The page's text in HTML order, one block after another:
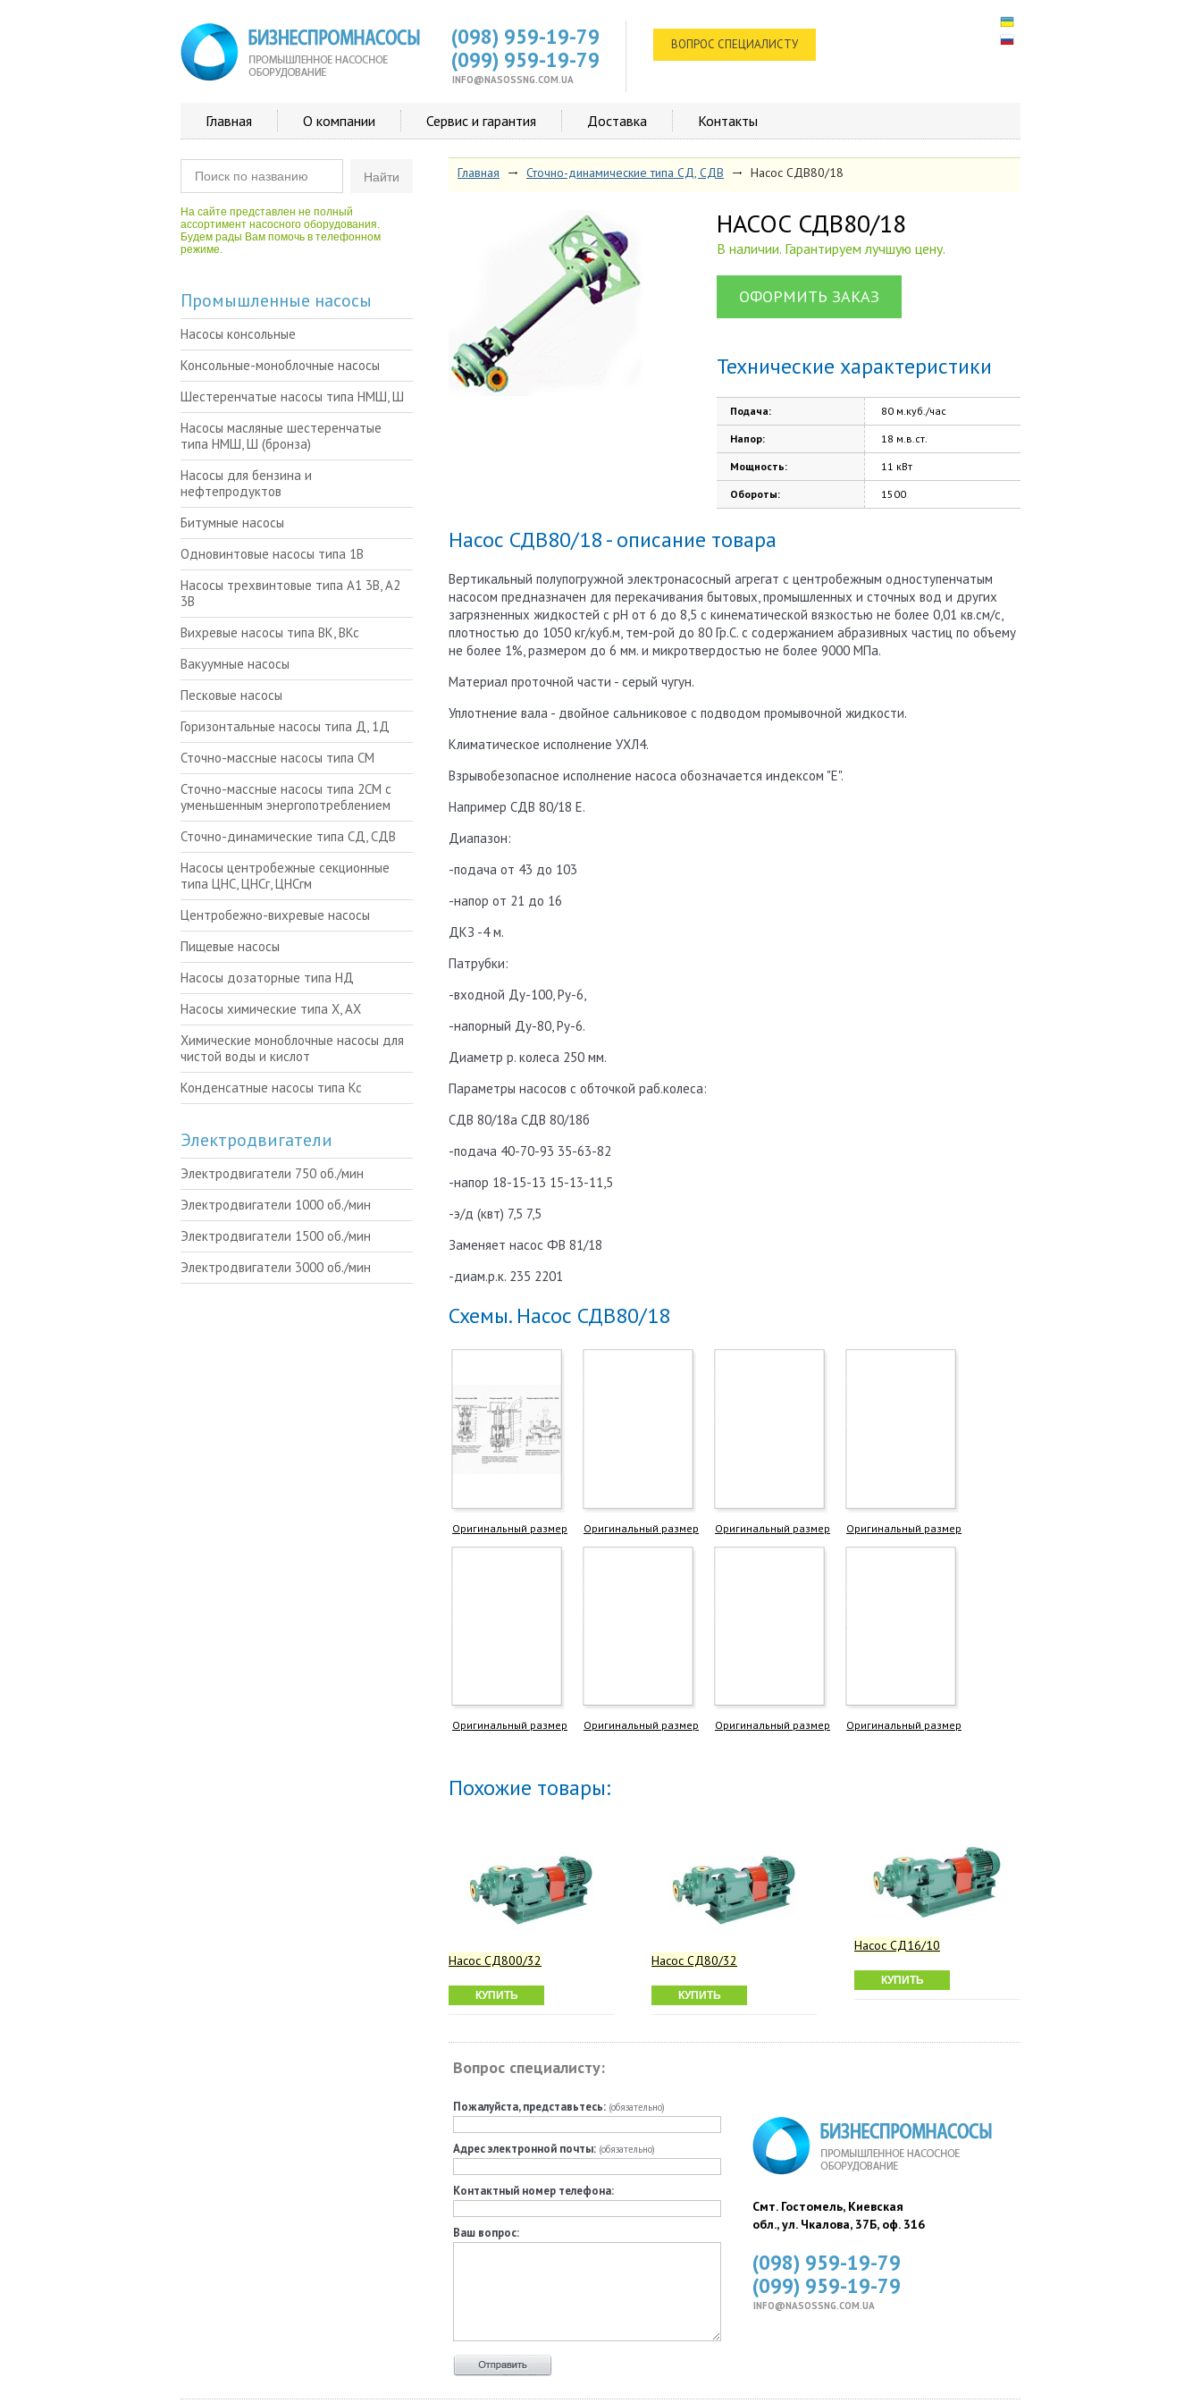
(098) 959-19-79
(099) 959-19-79
INFO@NASOSSNG.COM.UA
ВОПРОС СПЕЦИАЛИСТУ
Главная О компании Сервис и гарантия Доставка Контакты
Главная Сточно-динамические типа СД, СДВ Насос СДВ80/18
НАСОС СДВ80/18
В наличии. Гарантируем лучшую цену.
ОФОРМИТЬ ЗАКАЗ
Технические характеристики
Подача: 80 м.куб./час
Напор: 18 м.в.ст.
Мощность: 11 кВт
Обороты: 1500
Насос СДВ80/18 - описание товара
Вертикальный полупогружной электронасосный агрегат с центробежным одноступенчатым
насосом предназначен для перекачивания бытовых, промышленных и сточных вод и других
загрязненных жидкостей с рН от 6 до 8,5 с кинематической вязкостью не более 0,01 кв.см/с,
плотностью до 1050 кг/куб.м, тем-рой до 80 Гр.С. с содержанием абразивных частиц по объему
не более 1%, размером до 6 мм. и микротвердостью не более 9000 МПа.
Материал проточной части - серый чугун.
Уплотнение вала - двойное сальниковое с подводом промывочной жидкости.
Климатическое исполнение УХЛ4.
Взрывобезопасное исполнение насоса обозначается индексом "Е".
Например СДВ 80/18 Е.
Диапазон:
-подача от 43 до 103
-напор от 21 до 16
ДКЗ -4 м.
Патрубки:
-входной Ду-100, Ру-6,
-напорный Ду-80, Ру-6.
Диаметр р. колеса 250 мм.
Параметры насосов с обточкой раб.колеса:
СДВ 80/18а СДВ 80/18б
-подача 40-70-93 35-63-82
-напор 18-15-13 15-13-11,5
-э/д (квт) 7,5 7,5
Заменяет насос ФВ 81/18
-диам.р.к. 235 2201
Схемы. Насос СДВ80/18
Оригинальный размер Оригинальный размер Оригинальный размер Оригинальный размер
Оригинальный размер Оригинальный размер Оригинальный размер Оригинальный размер
Похожие товары:
Насос СД800/32
КУПИТЬ
Насос СД80/32
КУПИТЬ
Насос СД16/10
КУПИТЬ
Вопрос специалисту:
Пожалуйста, представьтесь: (обязательно)
Адрес электронной почты: (обязательно)
Контактный номер телефона:
Ваш вопрос:
Смт. Гостомель, Киевская
обл., ул. Чкалова, 37Б, оф. 316
(098) 959-19-79
(099) 959-19-79
INFO@NASOSSNG.COM.UA
На сайте представлен не полный
ассортимент насосного оборудования.
Будем рады Вам помочь в телефонном
режиме.
Промышленные насосы
Насосы консольные
Консольные-моноблочные насосы
Шестеренчатые насосы типа НМШ, Ш
Насосы масляные шестеренчатые
типа НМШ, Ш (бронза)
Насосы для бензина и
нефтепродуктов
Битумные насосы
Одновинтовые насосы типа 1В
Насосы трехвинтовые типа А1 3В, А2
3В
Вихревые насосы типа ВК, ВКс
Вакуумные насосы
Песковые насосы
Горизонтальные насосы типа Д, 1Д
Сточно-массные насосы типа СМ
Сточно-массные насосы типа 2СМ с
уменьшенным энергопотреблением
Сточно-динамические типа СД, СДВ
Насосы центробежные секционные
типа ЦНС, ЦНСг, ЦНСгм
Центробежно-вихревые насосы
Пищевые насосы
Насосы дозаторные типа НД
Насосы химические типа Х, АХ
Химические моноблочные насосы для
чистой воды и кислот
Конденсатные насосы типа Кс
Электродвигатели
Электродвигатели 750 об./мин
Электродвигатели 1000 об./мин
Электродвигатели 1500 об./мин
Электродвигатели 3000 об./мин